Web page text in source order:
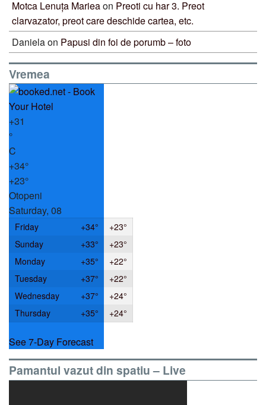
Motca Lenuța Marieaon Preoti cu har 3. Preot
clarvazator, preot care deschide cartea, etc.
Danielaon Papusi din foi de porumb – foto
Vremea
+31
°
C
+34°
+23°
Otopeni
Saturday, 08
Friday +34° +23°
Sunday
+33° +23°
Monday
+35° +22°
Tuesday
+37° +22°
Wednesday
+37° +24°
Thursday
+35° +24°
See 7-Day Forecast
Pamantul vazut din spatiu – Live